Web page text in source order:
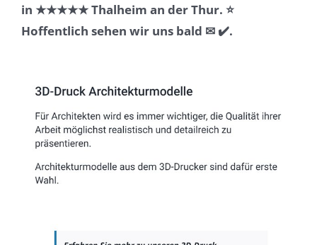
in ★★★★★ Thalheim an der Thur. ⭐
Hoffentlich sehen wir uns bald ✉ ✔️.